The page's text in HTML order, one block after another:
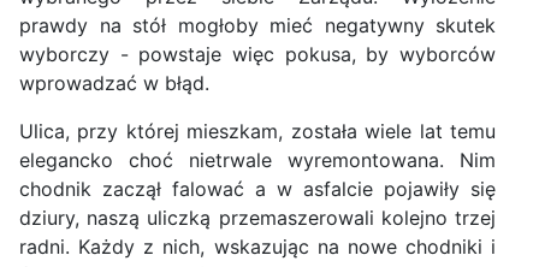
prawdy na stół mogłoby mieć negatywny skutek
wyborczy - powstaje więc pokusa, by wyborców
wprowadzać w błąd.
Ulica, przy której mieszkam, została wiele lat temu
elegancko choć nietrwale wyremontowana. Nim
chodnik zaczął falować a w asfalcie pojawiły się
dziury, naszą uliczką przemaszerowali kolejno trzej
radni. Każdy z nich, wskazując na nowe chodniki i